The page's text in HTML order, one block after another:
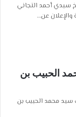
سيدي أحمد التجاني
عن…
الحبيب بن
سيد محمد الحبيب بن